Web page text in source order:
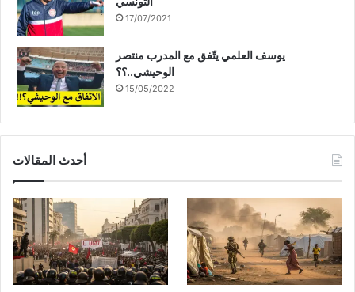
17/07/2021
يوسف العلمي يتّفق مع المدرب منتصر
الوحيشي..؟؟
15/05/2022
أحدث المقالات